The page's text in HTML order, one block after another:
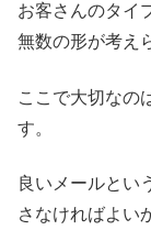
お客さんのタイ
無数の形が考え
ここで大切なの
す。
良いメールとい
さなければよい